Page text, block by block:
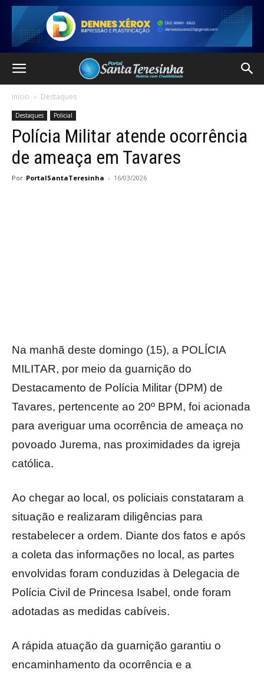
Início Destaques
Destaques Policial
Polícia Militar atende ocorrência
de ameaça em Tavares
Por PortalSantaTeresinha - 16/03/2026
Na manhã deste domingo (15), a POLÍCIA
MILITAR, por meio da guarnição do
Destacamento de Polícia Militar (DPM) de
Tavares, pertencente ao 20º BPM, foi acionada
para averiguar uma ocorrência de ameaça no
povoado Jurema, nas proximidades da igreja
católica.
Ao chegar ao local, os policiais constataram a
situação e realizaram diligências para
restabelecer a ordem. Diante dos fatos e após
a coleta das informações no local, as partes
envolvidas foram conduzidas à Delegacia de
Polícia Civil de Princesa Isabel, onde foram
adotadas as medidas cabíveis.
A rápida atuação da guarnição garantiu o
encaminhamento da ocorrência e a